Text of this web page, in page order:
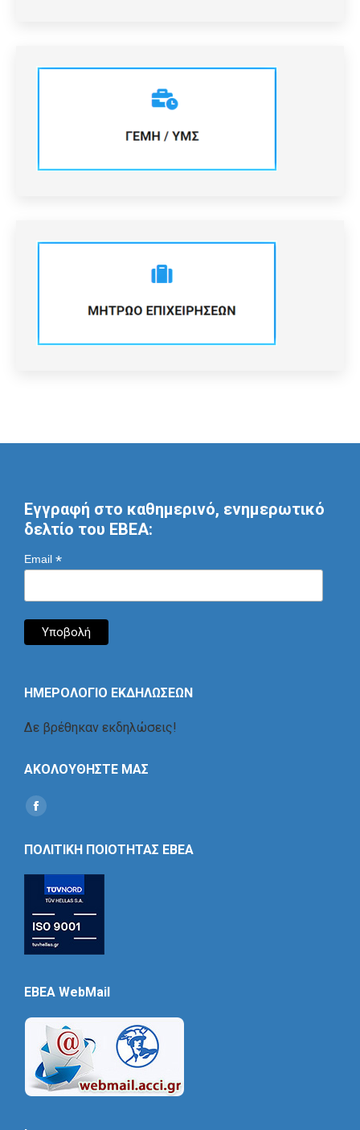
Εγγραφή στο καθημερινό, ενημερωτικό
δελτίο του ΕΒΕΑ:
Email *
ΗΜΕΡΟΛΟΓΙΟ ΕΚΔΗΛΩΣΕΩΝ
Δε βρέθηκαν εκδηλώσεις!
ΑΚΟΛΟΥΘΗΣΤΕ ΜΑΣ
Find us on:
Social
ΠΟΛΙΤΙΚΗ ΠΟΙΟΤΗΤΑΣ ΕΒΕΑ
EBEA WebMail